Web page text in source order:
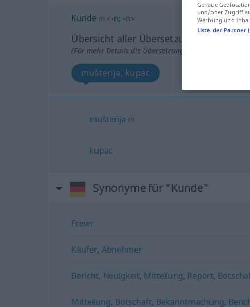
Kunde m <-n; -n>
Übersicht aller Übersetzungen
(Für mehr Details die Übersetzung anklicken/antippen)
mušterija, kupac
mušterija m
kupac
Synonyme für "Kunde"
Freier
Käufer, Abnehmer
Bericht, Neuigkeit, Mitteilung, Report,
Mitteilung, Botschaft, Bekanntmachung,
Genaue
und/oder Zugriff
Werbung und
Liste der Partner